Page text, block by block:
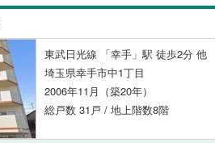
東武日光線 「幸手」駅 徒歩2分 他
埼玉県幸手市中1丁目
2006年11月（築20年）
総戸数 31戸 / 地上階数8階